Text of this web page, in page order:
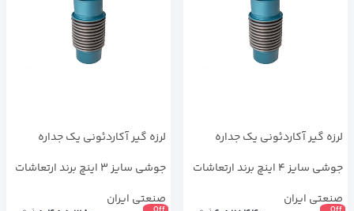
لرزه گیر آکاردئونی یک جداره
جوشی سایز 4 اینچ برند ارتعاشات
صنعتی ایران
لرزه گیر آکاردئونی یک جداره
جوشی سایز 3 اینچ برند ارتعاشات
صنعتی ایران